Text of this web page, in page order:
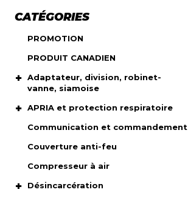
CATÉGORIES
PROMOTION
PRODUIT CANADIEN
Adaptateur, division, robinet-
vanne, siamoise
APRIA et protection respiratoire
Communication et commandement
Couverture anti-feu
Compresseur à air
Désincarcération